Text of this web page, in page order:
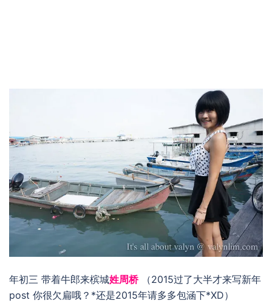
年初三 带着牛郎来槟城姓周桥（2015过了大半才来写新年
post 你很欠扁哦？*还是2015年请多多包涵下*XD）